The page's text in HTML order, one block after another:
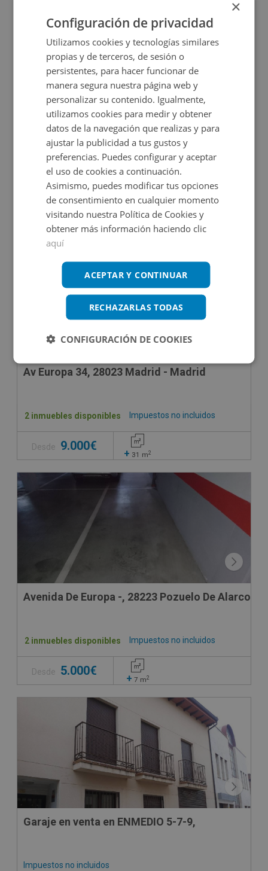
Garaje en venta en CL JUAN ANTONIO BARDEM, -
Impuestos no incluidos Ahorro 4.000€
13.000€
9.000€ 12m2
Av Europa 34, 28023 Madrid - Madrid
Impuestos no incluidos
2 inmuebles disponibles
Desde 9.000€
+ 31 m2
Avenida De Europa -, 28223 Pozuelo De Alarcon
Impuestos no incluidos
2 inmuebles disponibles
Desde 5.000€
+ 7 m2
Garaje en venta en ENMEDIO 5-7-9,
Impuestos no incluidos
×
Configuración de privacidad
Utilizamos cookies y tecnologías similares
propias y de terceros, de sesión o
persistentes, para hacer funcionar de
manera segura nuestra página web y
personalizar su contenido. Igualmente,
utilizamos cookies para medir y obtener
datos de la navegación que realizas y para
ajustar la publicidad a tus gustos y
preferencias. Puedes configurar y aceptar
el uso de cookies a continuación.
Asimismo, puedes modificar tus opciones
de consentimiento en cualquier momento
visitando nuestra Política de Cookies y
obtener más información haciendo clic
aquí
ACEPTAR Y CONTINUAR
RECHAZARLAS TODAS
CONFIGURACIÓN DE COOKIES